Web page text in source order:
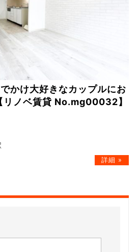
かけ大好きなカップルにお
ノベ賃貸 No.mg00032】